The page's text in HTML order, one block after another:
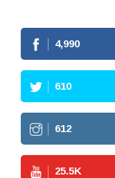
4,990
610
612
25.5K